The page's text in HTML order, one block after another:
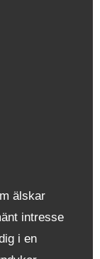
älskar
intresse
i en